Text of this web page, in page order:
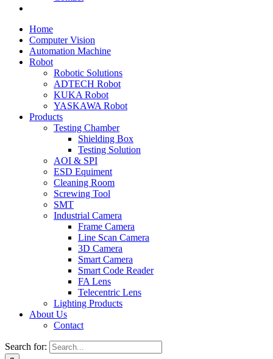
Home
Computer Vision
Automation Machine
Robot
Robotic Solutions
ADTECH Robot
KUKA Robot
YASKAWA Robot
Products
Testing Chamber
Shielding Box
Testing Solution
AOI & SPI
ESD Equiment
Cleaning Room
Screwing Tool
SMT
Industrial Camera
Frame Camera
Line Scan Camera
3D Camera
Smart Camera
Smart Code Reader
FA Lens
Telecentric Lens
Lighting Products
About Us
Contact
Search for: